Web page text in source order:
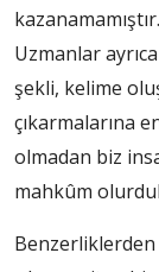
Uzmanlar
şekli, kelime
çıkarmalarına
olmadan biz
mahkûm
Benzerliklerden